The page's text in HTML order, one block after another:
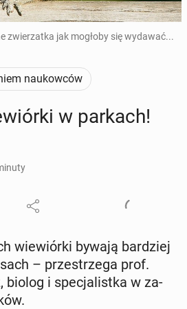
zwierzatka jak mogłoby się wydawać...
naukowców
w parkach!
wie­wiór­ki bywają bar­dziej
– prze­strze­ga prof.
biolog i spe­cja­list­ka w za­